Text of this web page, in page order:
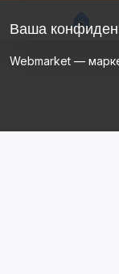
Ваша
Webmarket —